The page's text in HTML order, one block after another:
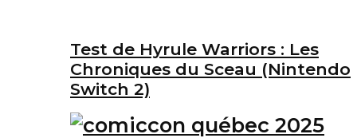
Test de Hyrule Warriors : Les
Chroniques du Sceau (Nintendo
Switch 2)